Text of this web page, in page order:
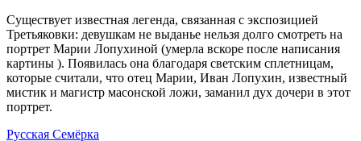
Существует известная легенда, связанная с экспозицией
Третьяковки: девушкам не выданье нельзя долго смотреть на
портрет Марии Лопухиной (умерла вскоре после написания
картины ). Появилась она благодаря светским сплетницам,
которые считали, что отец Марии, Иван Лопухин, известный
мистик и магистр масонской ложи, заманил дух дочери в этот
портрет.
Русская Семёрка